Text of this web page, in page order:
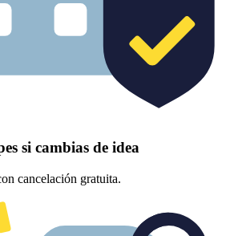
si cambias de idea
cancelación gratuita.